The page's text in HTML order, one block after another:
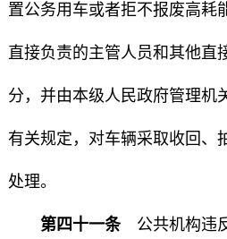
置公务用车或者拒不报废高耗
直接负责的主管人员和其他直
分，并由本级人民政府管理机
有关规定，对车辆采取收回、
处理。
第四十一条公共机构违